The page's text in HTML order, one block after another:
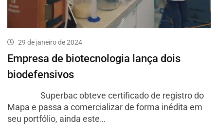
29 de janeiro de 2024
Empresa de biotecnologia lança dois
biodefensivos
Superbac obteve certificado de registro do
Mapa e passa a comercializar de forma inédita em
seu portfólio, ainda este…